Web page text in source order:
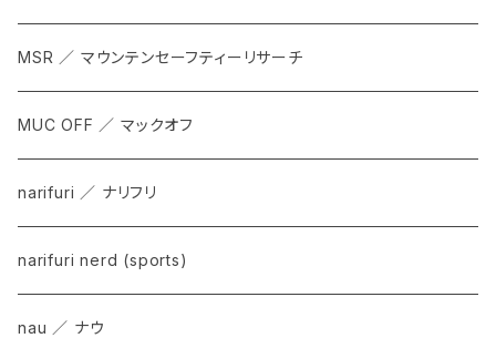
MSR ／ マウンテンセーフティーリサーチ
MUC OFF ／ マックオフ
narifuri ／ ナリフリ
narifuri nerd (sports)
nau ／ ナウ